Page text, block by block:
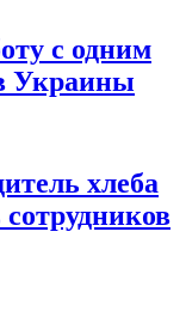
с одним
Украины
хлеба